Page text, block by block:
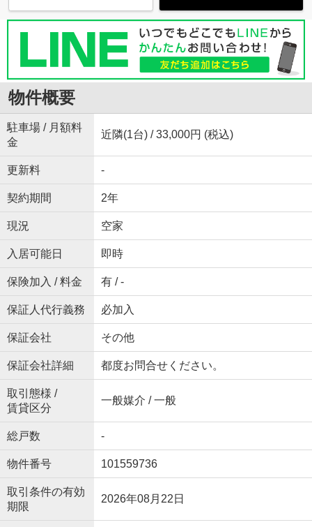
物件概要
駐車場 / 月額料
金
近隣(1台) / 33,000円 (税込)
更新料 -
契約期間 2年
現況 空家
入居可能日 即時
保険加入 / 料金 有 / -
保証人代行義務 必加入
保証会社 その他
保証会社詳細 都度お問合せください。
取引態様 /
賃貸区分
一般媒介 / 一般
総戸数 -
物件番号 101559736
取引条件の有効
期限
2026年08月22日